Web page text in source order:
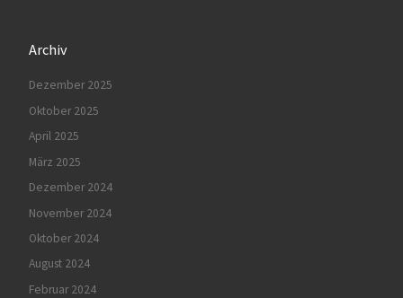
Archiv
Dezember 2025
Oktober 2025
April 2025
März 2025
Dezember 2024
November 2024
Oktober 2024
August 2024
Februar 2024